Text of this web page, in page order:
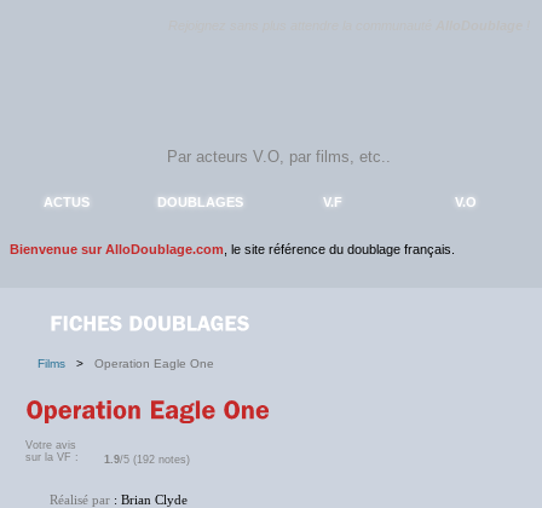
ACTUS DOUBLAGES V.F V.O
Bienvenue sur AlloDoublage.com , le site référence du doublage français.
Films > Operation Eagle One
Votre avis
sur la VF :
1.9/5 (192 notes)
Réalisé par : Brian Clyde